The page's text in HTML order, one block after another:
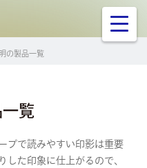
の製品一覧
覧
プで読みやすい印影は重要
た印象に仕上がるので、